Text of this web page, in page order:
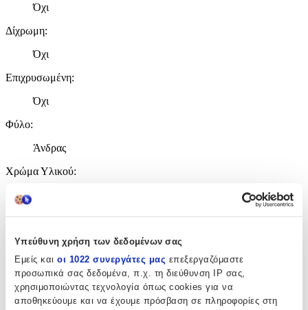
Υπεύθυνη χρήση των δεδομένων σας
Εμείς και οι 1022 συνεργάτες μας επεξεργαζόμαστε
προσωπικά σας δεδομένα, π.χ. τη διεύθυνση IP σας,
χρησιμοποιώντας τεχνολογία όπως cookies για να
αποθηκεύουμε και να έχουμε πρόσβαση σε πληροφορίες στη
Όχι
Δίχρωμη:
Όχι
Επιχρυσωμένη:
Όχι
Φύλο:
Άνδρας
Χρώμα Υλικού:
Λεπτομέρειες
Τύπος:
Λαιμού
Μήκος: